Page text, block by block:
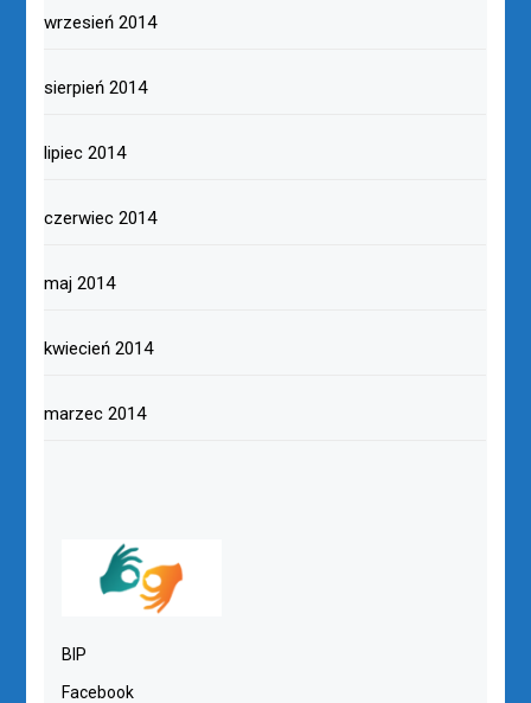
wrzesień 2014
sierpień 2014
lipiec 2014
czerwiec 2014
maj 2014
kwiecień 2014
marzec 2014
BIP
Facebook